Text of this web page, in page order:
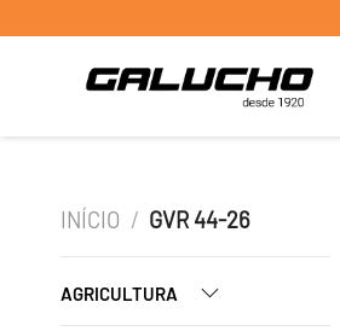
INÍCIO / GVR 44-26
AGRICULTURA